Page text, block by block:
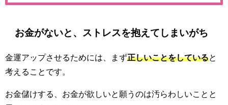
お金がないと、ストレスを抱えてしまいがち
金運アップさせるためには、まず正しいことをしていると
考えることです。
お金儲けする、お金が欲しいと願うのは汚らわしいことと